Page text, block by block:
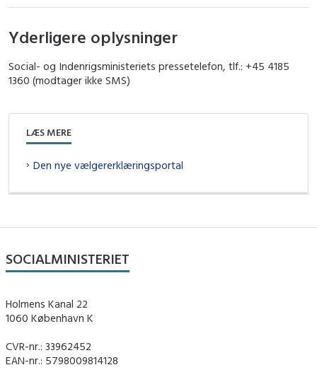
Yderligere oplysninger
Social- og Indenrigsministeriets pressetelefon, tlf.: +45 4185
1360 (modtager ikke SMS)
LÆS MERE
Den nye vælgererklæringsportal
SOCIALMINISTERIET
Holmens Kanal 22
1060 København K
CVR-nr.: 33962452
EAN-nr.: 5798009814128